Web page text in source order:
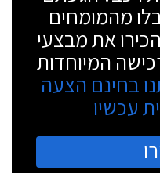
מהמומחים
את מבצעי
המיוחדות
בחינם הצעה
עכשיו